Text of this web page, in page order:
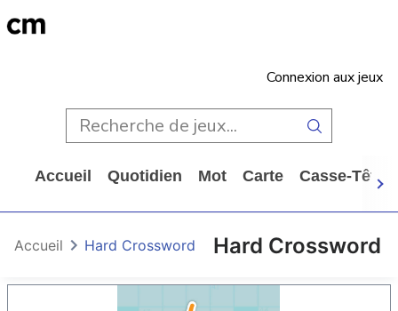
Connexion aux jeux
Accueil Quotidien Mot Carte Casse-Tête
Hard Crossword
Accueil Hard Crossword